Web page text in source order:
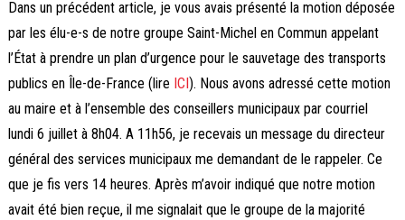
Dans un précédent article, je vous avais présenté la motion déposée
par les élu-e-s de notre groupe Saint-Michel en Commun appelant
l’État à prendre un plan d’urgence pour le sauvetage des transports
publics en Île-de-France (lire ICI ). Nous avons adressé cette motion
au maire et à l’ensemble des conseillers municipaux par courriel
lundi 6 juillet à 8h04. A 11h56, je recevais un message du directeur
général des services municipaux me demandant de le rappeler. Ce
que je fis vers 14 heures. Après m’avoir indiqué que notre motion
avait été bien reçue, il me signalait que le groupe de la majorité